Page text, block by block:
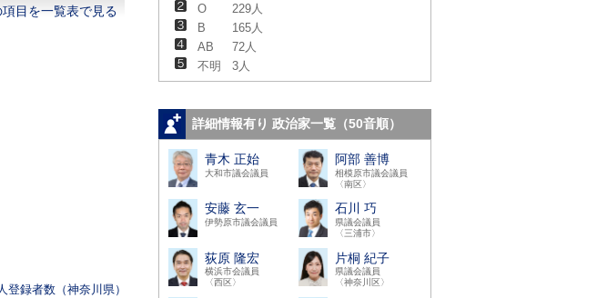
項目を一覧表で見る
録者数（神奈川県）
O
229人
B
165人
AB
72人
不明
3人
詳細情報有り 政治家一覧（50音順）
青木 正始
大和市議会議員
阿部 善博
相模原市議会議員
〈南区〉
安藤 玄一
伊勢原市議会議員
石川 巧
県議会議員
〈三浦市〉
荻原 隆宏
横浜市会議員
〈西区〉
片桐 紀子
県議会議員
〈神奈川区〉